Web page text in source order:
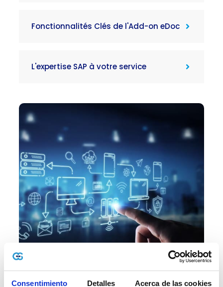
Consentimiento Detalles Acerca de las cookies
Fonctionnalités Clés de l'Add-on eDoc
L'expertise SAP à votre service